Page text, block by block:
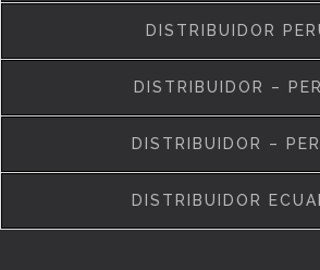
DISTRIBUIDOR
DISTRIBUIDOR –
DISTRIBUIDOR –
DISTRIBUIDOR